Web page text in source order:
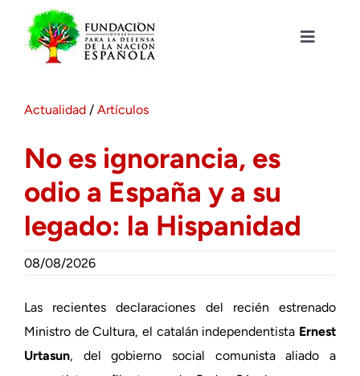
contenido
Toggle
Actualidad
Actividades
Actualidad/ Artículos
No es ignorancia, es
odio a España y a su
legado: la Hispanidad
08/08/2026
Las recientes declaraciones del recién estrenado
Ministro de Cultura, el catalán independentista Ernest
Urtasun, del gobierno social comunista aliado a